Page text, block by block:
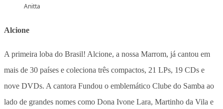
Anitta
Alcione
A primeira loba do Brasil! Alcione, a nossa Marrom, já cantou em
mais de 30 países e coleciona três compactos, 21 LPs, 19 CDs e
nove DVDs. A cantora Fundou o emblemático Clube do Samba ao
lado de grandes nomes como Dona Ivone Lara, Martinho da Vila e